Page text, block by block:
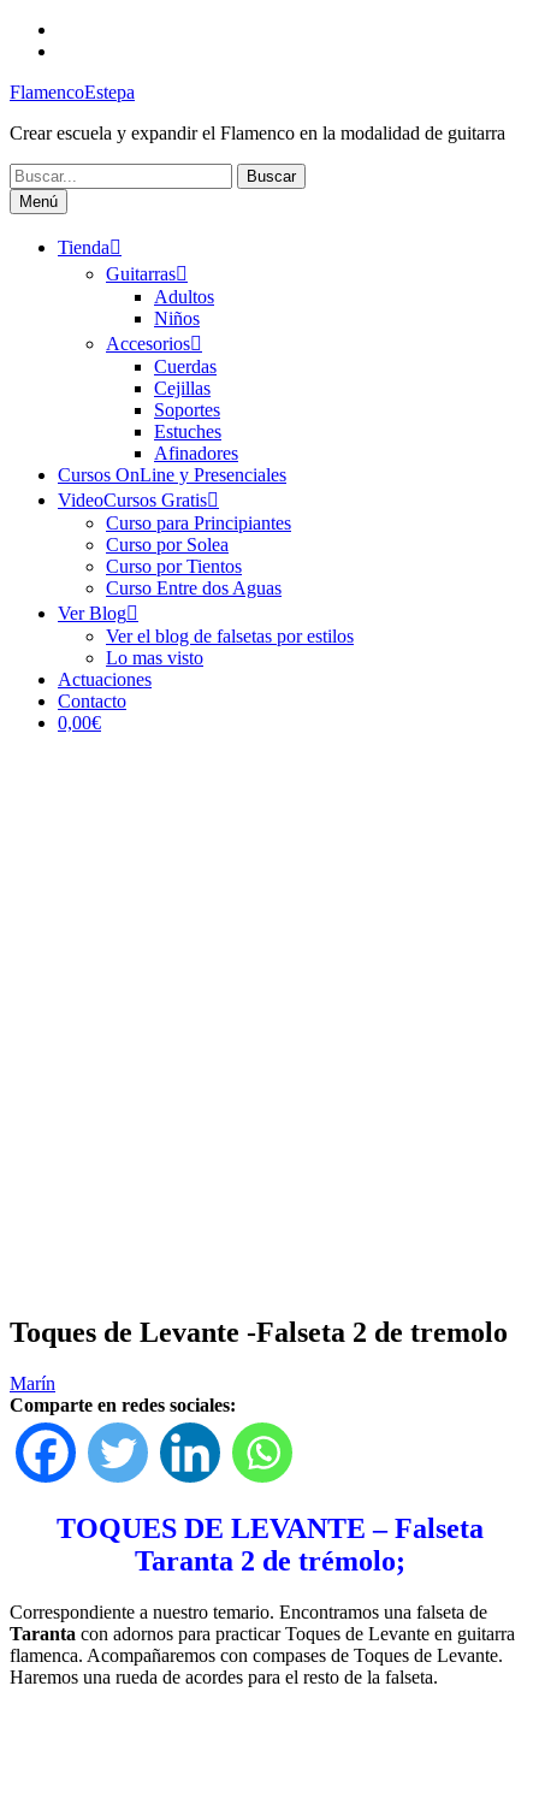
Saltar
FlamencoEstepa
Crear escuela y expandir el Flamenco en la modalidad de guitarra
Buscar:
Menú
Tienda
Guitarras
Adultos
Niños
Accesorios
Cuerdas
Cejillas
Soportes
Estuches
Afinadores
Cursos OnLine y Presenciales
VideoCursos Gratis
Curso para Principiantes
Curso por Solea
Curso por Tientos
Curso Entre dos Aguas
Ver Blog
Ver el blog de falsetas por estilos
Lo mas visto
Actuaciones
Contacto
0,00€
Toques de Levante -Falseta 2 de tremolo
Marín
Comparte en redes sociales:
TOQUES DE LEVANTE – Falseta
Taranta 2 de trémolo;
Correspondiente a nuestro temario. Encontramos una falseta de
Taranta con adornos para practicar Toques de Levante en guitarra
flamenca. Acompañaremos con compases de Toques de Levante.
Haremos una rueda de acordes para el resto de la falseta.